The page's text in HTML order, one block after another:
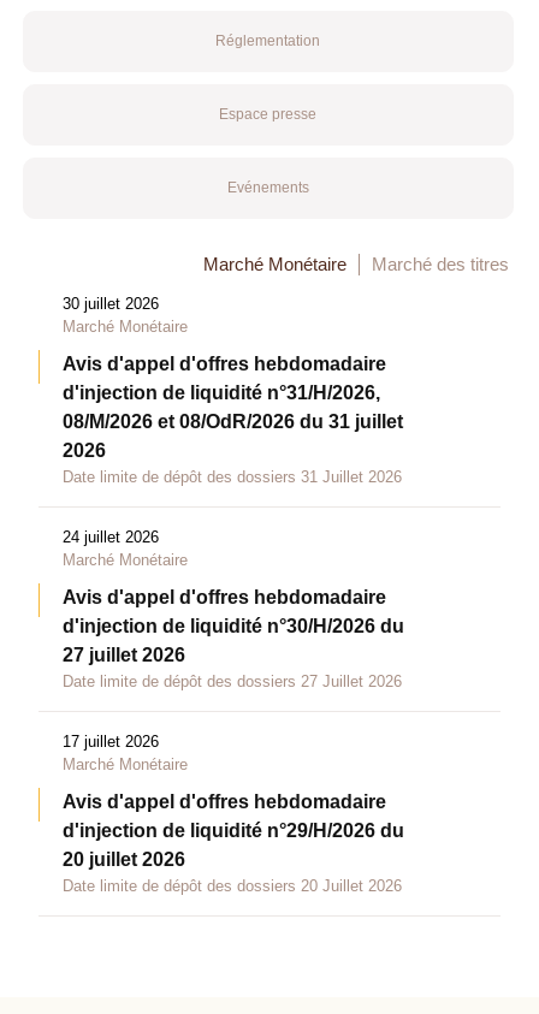
Réglementation
Espace presse
Evénements
Marché Monétaire Marché des titres
30 juillet 2026
Marché Monétaire
Avis d'appel d'offres hebdomadaire
d'injection de liquidité n°31/H/2026,
08/M/2026 et 08/OdR/2026 du 31 juillet
2026
Date limite de dépôt des dossiers 31 Juillet 2026
24 juillet 2026
Marché Monétaire
Avis d'appel d'offres hebdomadaire
d'injection de liquidité n°30/H/2026 du
27 juillet 2026
Date limite de dépôt des dossiers 27 Juillet 2026
17 juillet 2026
Marché Monétaire
Avis d'appel d'offres hebdomadaire
d'injection de liquidité n°29/H/2026 du
20 juillet 2026
Date limite de dépôt des dossiers 20 Juillet 2026